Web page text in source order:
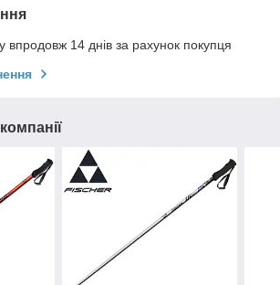
впродовж 14 днів за рахунок покупця